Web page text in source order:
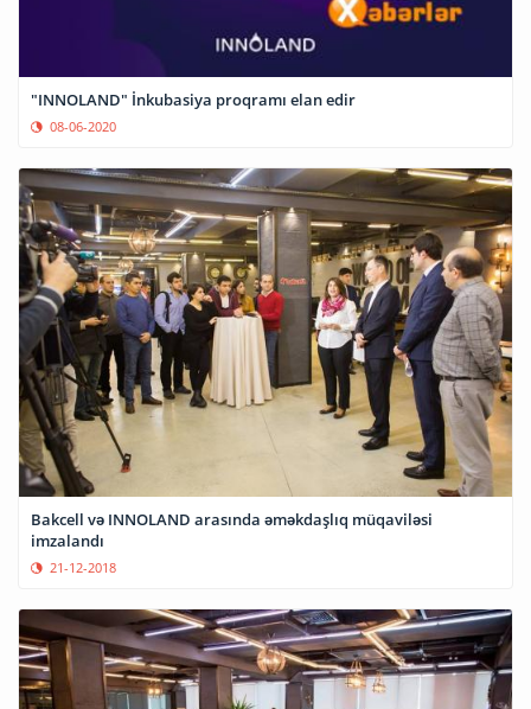
"INNOLAND" İnkubasiya proqramı elan edir
08-06-2020
Bakcell və INNOLAND arasında əməkdaşlıq müqaviləsi
imzalandı
21-12-2018